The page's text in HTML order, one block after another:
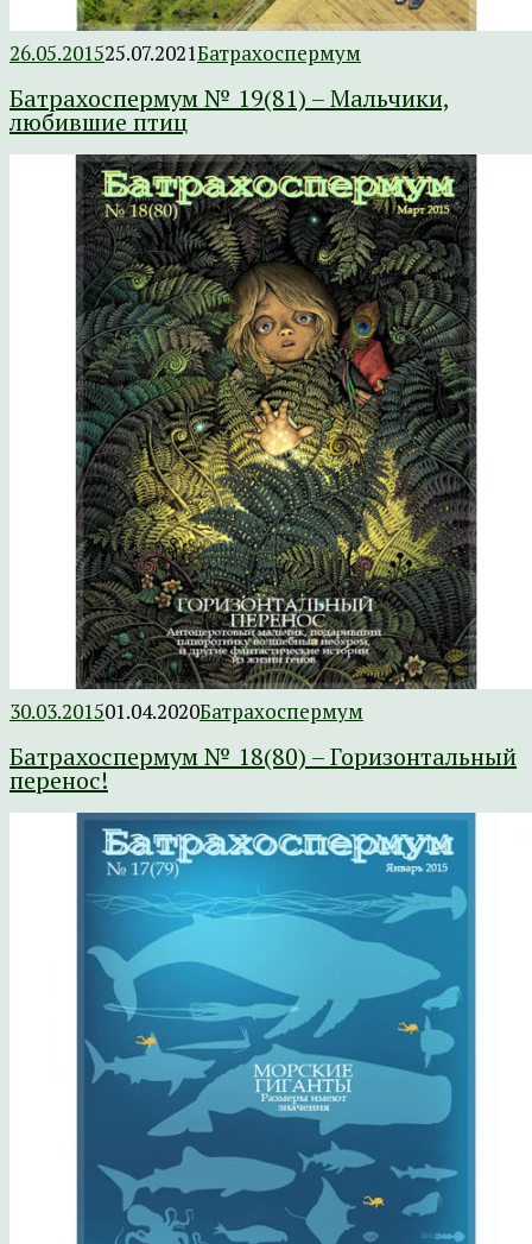
26.05.201525.07.2021Батрахоспермум
Батрахоспермум № 19(81) – Мальчики,
любившие птиц
30.03.201501.04.2020Батрахоспермум
Батрахоспермум № 18(80) – Горизонтальный
перенос!